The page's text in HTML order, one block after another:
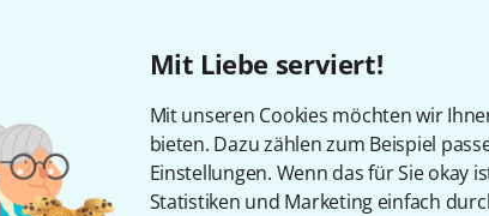
Mit Liebe serviert!
Mit unseren Cookies möchten wir
bieten. Dazu zählen zum Beispiel
Einstellungen. Wenn das für Sie okay
Statistiken und Marketing einfach
Gefällt Ihnen,
Teilen